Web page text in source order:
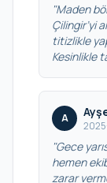
"Maden
Çilingir’yi
titizlikle
Kesinlikle
A
"Gece
hemen
zarar